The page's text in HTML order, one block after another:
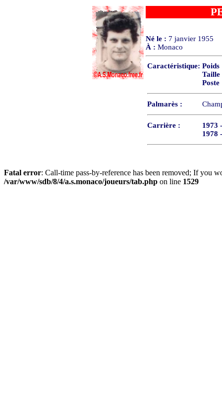
Né le : 7 janvier 1955
À : Monaco
Caractéristique:
Palmarès :
Carrière :
1973
1978
Fatal error: Call-time pass-by-reference has been removed; If you
/var/www/sdb/8/4/a.s.monaco/joueurs/tab.php on line 1529